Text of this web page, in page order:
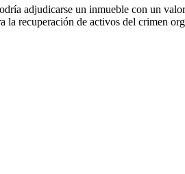
adjudicarse un inmueble con un
la recuperación de activos del crimen